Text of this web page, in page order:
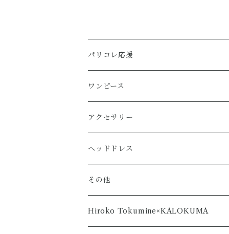
パリコレ応援
ワンピース
アクセサリー
ヘッドドレス
その他
Hiroko Tokumine×KALOKUMA